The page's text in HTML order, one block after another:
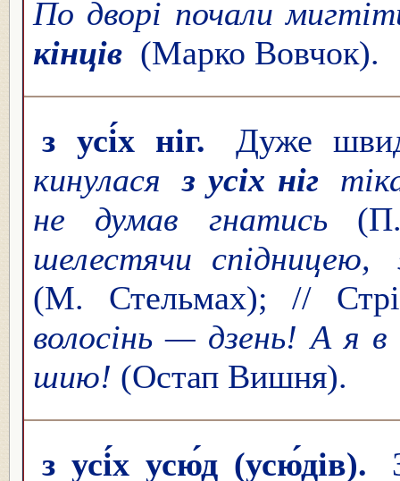
По дворі почали
кінців (Марко Вовчок).
з усі́х ніг.
Дуже
кинулася
з усіх ніг
не думав гнатись
шелестячи спідницею,
(М. Стельмах); //
волосінь — дзень! А я
шию! (Остап Вишня).
з усі́х усю́д (усю́дів).